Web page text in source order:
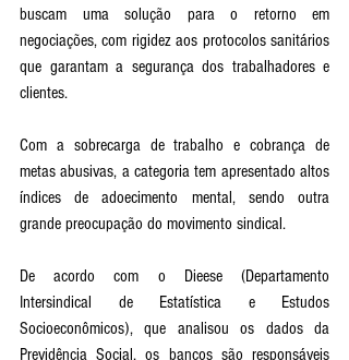
buscam uma solução para o retorno em
negociações, com rigidez aos protocolos sanitários
que garantam a segurança dos trabalhadores e
clientes.
Com a sobrecarga de trabalho e cobrança de
metas abusivas, a categoria tem apresentado altos
índices de adoecimento mental, sendo outra
grande preocupação do movimento sindical.
De acordo com o Dieese (Departamento
Intersindical de Estatística e Estudos
Socioeconômicos), que analisou os dados da
Previdência Social, os bancos são responsáveis